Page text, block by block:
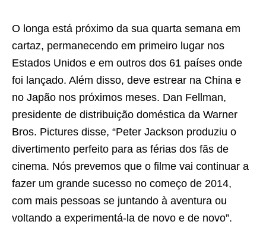
O longa está próximo da sua quarta semana em
cartaz, permanecendo em primeiro lugar nos
Estados Unidos e em outros dos 61 países onde
foi lançado. Além disso, deve estrear na China e
no Japão nos próximos meses. Dan Fellman,
presidente de distribuição doméstica da Warner
Bros. Pictures disse, “Peter Jackson produziu o
divertimento perfeito para as férias dos fãs de
cinema. Nós prevemos que o filme vai continuar a
fazer um grande sucesso no começo de 2014,
com mais pessoas se juntando à aventura ou
voltando a experimentá-la de novo e de novo”.